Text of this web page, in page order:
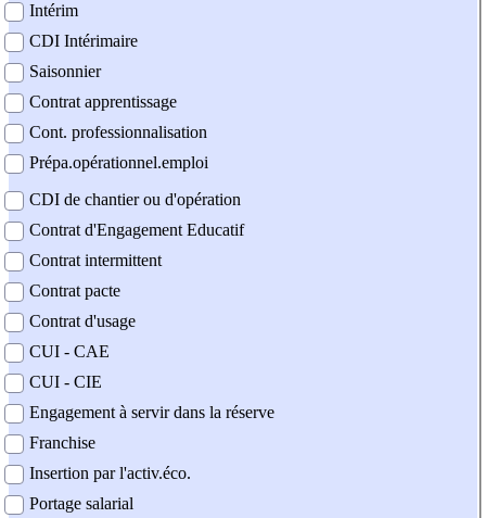
Intérim
CDI Intérimaire
Saisonnier
Contrat apprentissage
Cont. professionnalisation
Prépa.opérationnel.emploi
CDI de chantier ou d'opération
Contrat d'Engagement Educatif
Contrat intermittent
Contrat pacte
Contrat d'usage
CUI - CAE
CUI - CIE
Engagement à servir dans la réserve
Franchise
Insertion par l'activ.éco.
Portage salarial